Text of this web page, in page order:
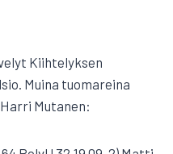
Kiihtelyksen
Muina tuomareina
Mutanen: